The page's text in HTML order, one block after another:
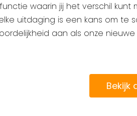
waarin jij het verschil kunt
uitdaging is een kans om te
aan als onze
Bekijk